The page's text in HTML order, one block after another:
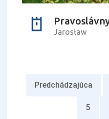
Jarosław
Predchádzajúca
5